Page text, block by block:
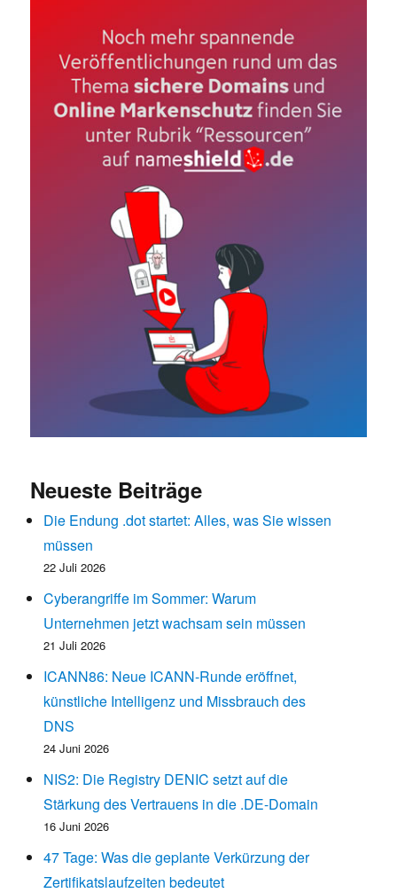
Neueste Beiträge
Die Endung .dot startet: Alles, was Sie wissen
müssen
22 Juli 2026
Cyberangriffe im Sommer: Warum
Unternehmen jetzt wachsam sein müssen
21 Juli 2026
ICANN86: Neue ICANN-Runde eröffnet,
künstliche Intelligenz und Missbrauch des
DNS
24 Juni 2026
NIS2: Die Registry DENIC setzt auf die
Stärkung des Vertrauens in die .DE-Domain
16 Juni 2026
47 Tage: Was die geplante Verkürzung der
Zertifikatslaufzeiten bedeutet